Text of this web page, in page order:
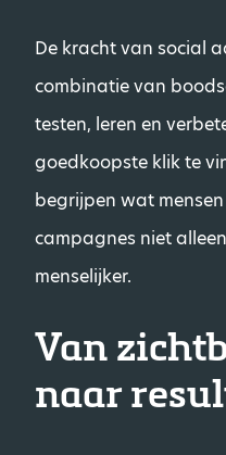
De kracht van social
combinatie van
testen, leren en
goedkoopste klik te
begrijpen wat
campagnes niet
menselijker.
Van
naar